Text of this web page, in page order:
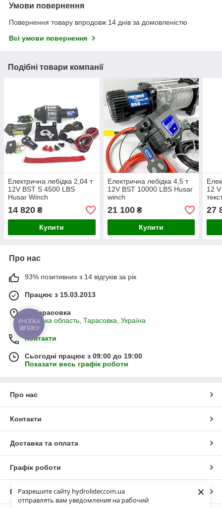
Разрешите сайту hydrolider.com.ua
отправлять вам уведомления на рабочий
×
Умови повернення
Повернення товару впродовж 14 днів за домовленістю
Всі умови повернення
Подібні товари компанії
Електрична лебідка 2,04 т
12V BST S 4500 LBS
Husar Winch
14 820 ₴
Купити
Електрична лебідка 4,5 т
12V BST 10000 LBS Husar
winch
21 100₴
Купити
12
27
Про нас
93% позитивних з 14 відгуків за рік
Працює з 15.03.2013
м. Тарасовка
Київська область, Тарасовка, Україна
Контакти
Сьогодні працює з 09:00 до 19:00
Показати весь графік роботи
Про нас
Контакти
Доставка та оплата
Графік роботи
Повна версія сайту
КНОПКА
ЗВ'ЯЗКУ